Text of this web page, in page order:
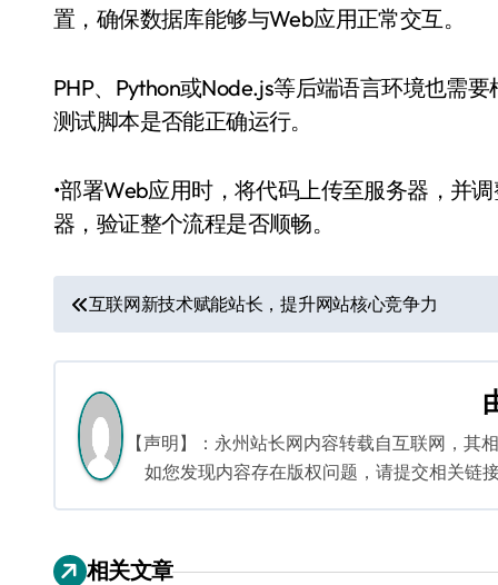
置，确保数据库能够与Web应用正常交互。
PHP、Python或Node.js等后端语言环境也需
测试脚本是否能正确运行。
•部署Web应用时，将代码上传至服务器，并
器，验证整个流程是否顺畅。
文
章
导
航
互联网新技术赋能站长，提升网站核心竞争力
【声明】：永州站长网内容转载自互联网，
如您发现内容存在版权问题，请提交相关链
相关文章